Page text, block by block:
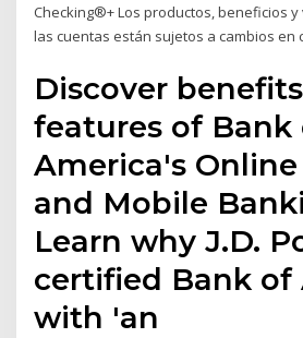
Checking®+ Los productos, beneficios
las cuentas están sujetos a cambios en
Discover
features of Bank
America's
and Mobile
Learn why J.D.
certified Bank of
with 'an